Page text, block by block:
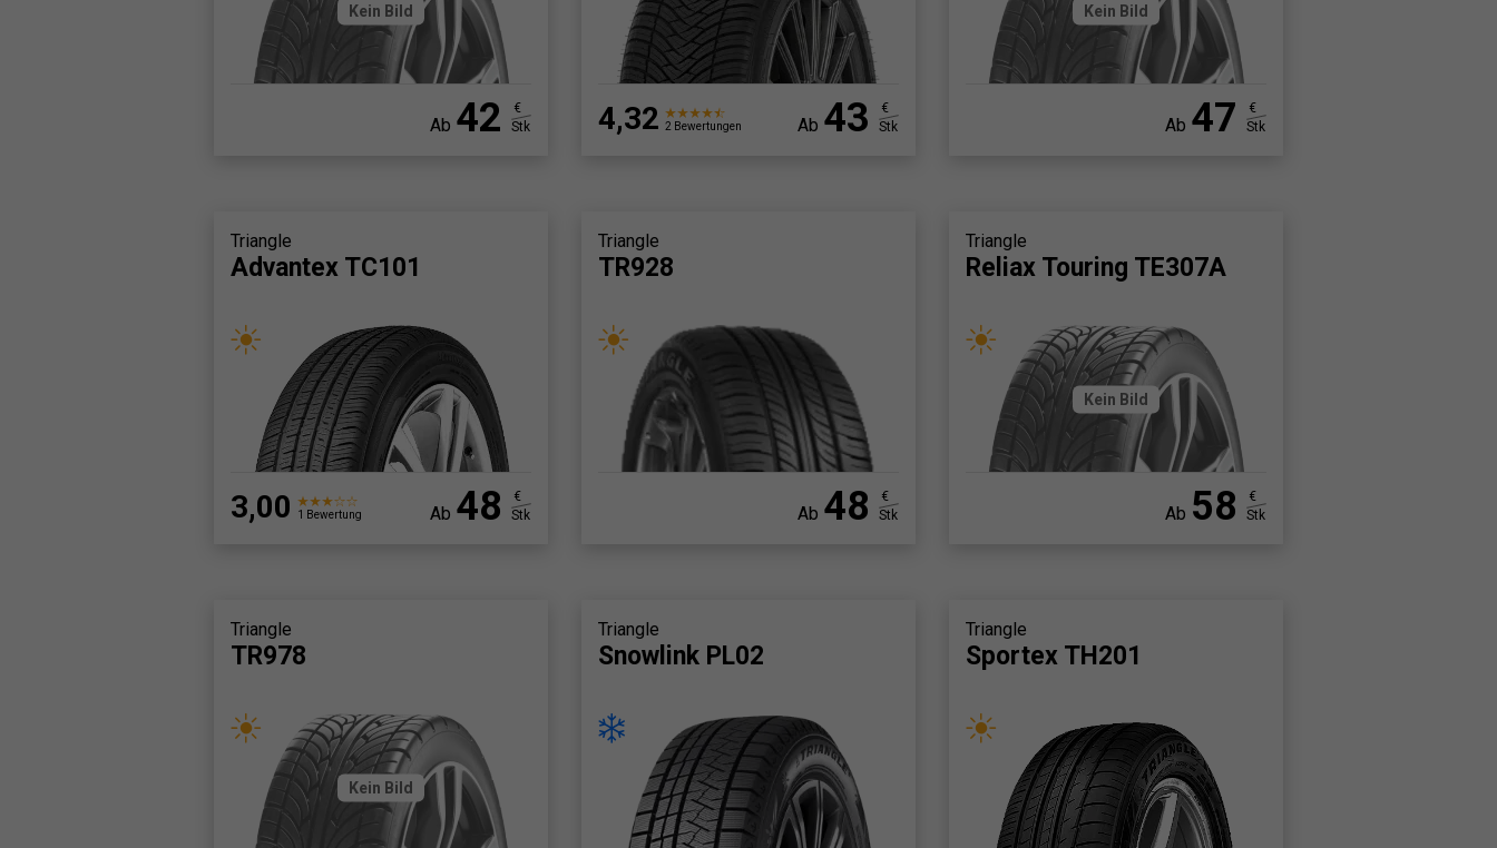
Kein Bild
Ab 42
€
Stk
4,32 2 Bewertungen Ab 43
€
Stk
Kein Bild
Ab 47
€
Stk
Triangle
Advantex TC101
3,00 1 Bewertung Ab 48
€
Stk
Triangle
TR928
Ab 48
€
Stk
Triangle
Reliax Touring TE307A
Kein Bild
Ab 58
€
Stk
Triangle
TR978
Kein Bild
Triangle
Snowlink PL02
Triangle
Sportex TH201